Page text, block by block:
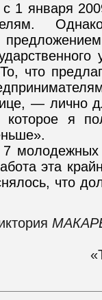
с 1 января
что
—
которое я
7
эта
что